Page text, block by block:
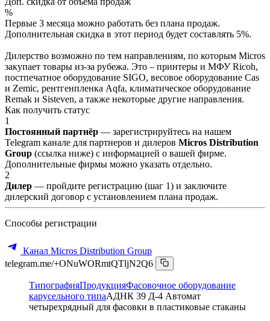
%
Первые 3 месяца можно работать без плана продаж.
Дополнительная скидка в этот период будет составлять 5%.
Дилерство возможно по тем направлениям, по которым Micros
закупает товары из-за рубежа. Это – принтеры и МФУ Ricoh,
постпечатное оборудование SIGO, весовое оборудование Cas
и Zemic, рентгенпленка Aqfa, климатическое оборудование
Remak и Sisteven, а также некоторые другие направления.
Как получить статус
1
Постоянный партнёр — зарегистрируйтесь на нашем
Telegram канале для партнеров и дилеров Micros Distribution
Group (ссылка ниже) с информацией о вашей фирме.
Дополнительные фирмы можно указать отдельно.
2
Дилер — пройдите регистрацию (шаг 1) и заключите
дилерский договор с установлением плана продаж.
Способы регистрации
Канал Micros Distribution Group
telegram.me/+ONuWORmtQTljN2Q6
ТипографияПродукцияФасовочное оборудование
карусельного типаАДНК 39 Д-4 Автомат
четырехрядный для фасовки в пластиковые стаканы